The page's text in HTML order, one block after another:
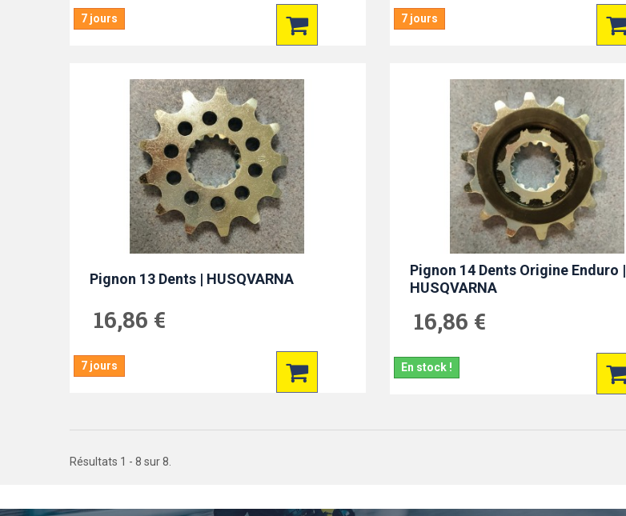
7 jours 7 jours
Pignon 13 Dents | HUSQVARNA
16,86 €
7 jours
Pignon 14 Dents Origine Enduro |
HUSQVARNA
16,86 €
En stock !
Résultats 1 - 8 sur 8.